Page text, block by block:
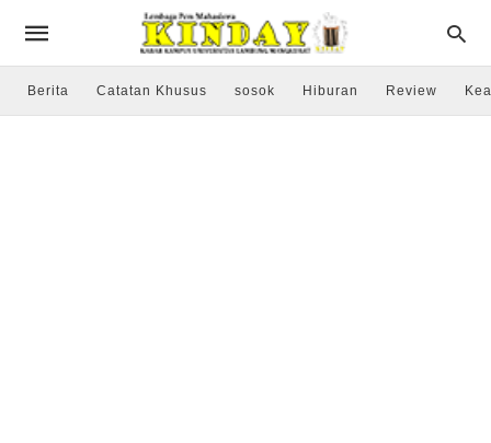
Berita Catatan Khusus sosok Hiburan Review